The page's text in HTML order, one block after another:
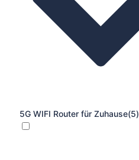
5G WIFI Router für Zuhause(5)